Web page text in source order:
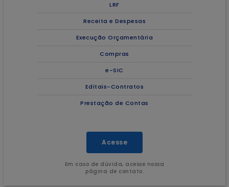
LRF
Receita e Despesas
Execução Orçamentária
Compras
e-SIC
Editais-Contratos
Prestação de Contas
Acesse
Em caso de dúvida, acesse nossa
página de contato.